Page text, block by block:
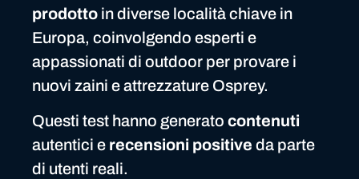
prodotto in diverse località chiave in
Europa, coinvolgendo esperti e
appassionati di outdoor per provare i
nuovi zaini e attrezzature Osprey.
Questi test hanno generato contenuti
autentici e recensioni positive da parte
di utenti reali.